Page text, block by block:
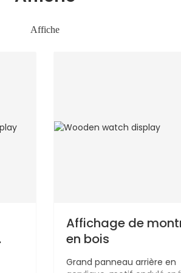
Affiche
Affichage de
en bois
Grand panneau arrière en